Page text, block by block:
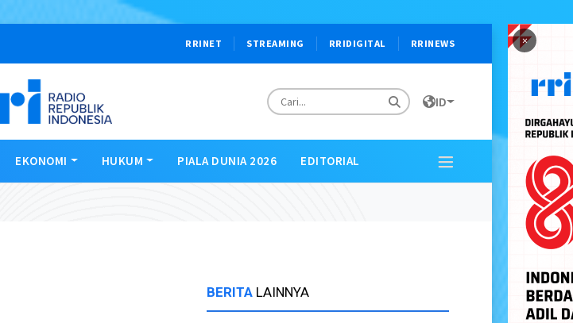
×
RRINET STREAMING RRIDIGITAL RRINEWS
ID
EKONOMI HUKUM PIALA DUNIA 2026 EDITORIAL
BERITA LAINNYA